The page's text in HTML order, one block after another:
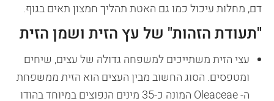
דם, מחלות עיכול כמו גם האטת תהליך חמצון תאים בגוף.
"תעודת הזהות" של עץ הזית ושמן הזית
עצי הזית משתייכים למשפחה גדולה של עצים, שיחים
ומטפסים. הסוג החשוב מבין העצים הוא הזית ממשפחת
ה- Oleaceae המונה כ-35 מינים הנפוצים במיוחד בהודו